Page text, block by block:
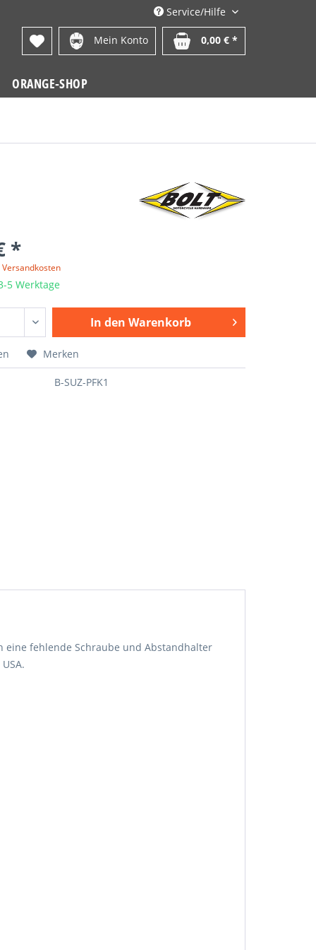
Service/Hilfe
Mein Konto 0,00 € *
ORANGE-SHOP
*
Versandkosten
5 Werktage
In den Warenkorb
Merken
B-SUZ-PFK1
eine fehlende Schraube und Abstandhalter